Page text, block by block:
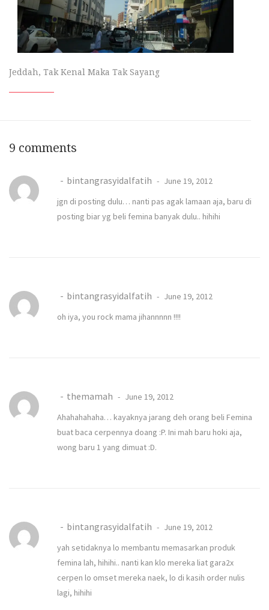
Jeddah, Tak Kenal Maka Tak Sayang
9 comments
bintangrasyidalfatih
June 19, 2012
jgn di posting dulu… nanti pas agak lamaan aja, baru di
posting biar yg beli femina banyak dulu.. hihihi
bintangrasyidalfatih
June 19, 2012
oh iya, you rock mama jihannnnn !!!!
themamah
June 19, 2012
Ahahahahaha… kayaknya jarang deh orang beli Femina
buat baca cerpennya doang :P. Ini mah baru hoki aja,
wong baru 1 yang dimuat :D.
bintangrasyidalfatih
June 19, 2012
yah setidaknya lo membantu memasarkan produk
femina lah, hihihi.. nanti kan klo mereka liat gara2x
cerpen lo omset mereka naek, lo di kasih order nulis
lagi, hihihi